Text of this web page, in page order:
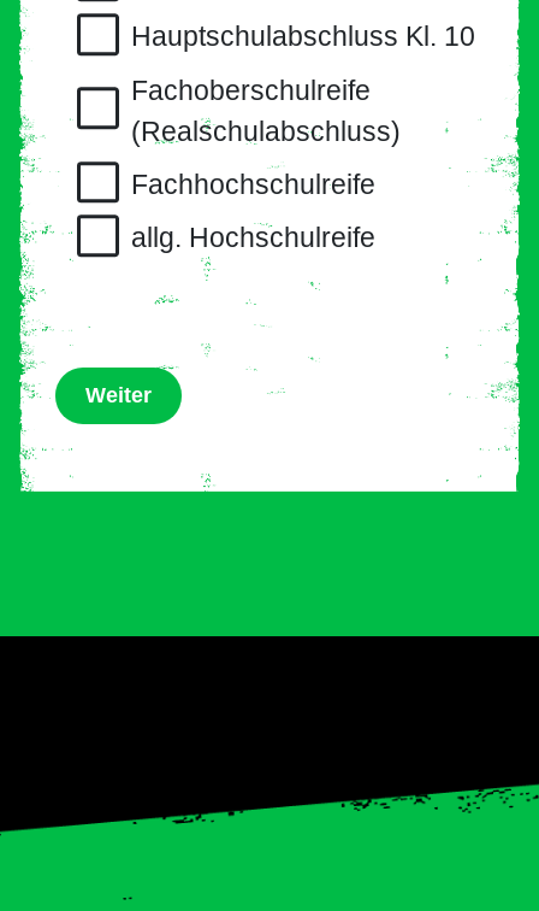
Hauptschulabschluss Kl. 10
Fachoberschulreife
(Realschulabschluss)
Fachhochschulreife
allg. Hochschulreife
Weiter